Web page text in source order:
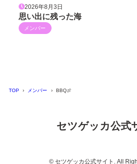
2026年8月3日
思い出に残った海
メンバー
TOP メンバー BBQ🍖
セツゲッカ公式
© セツゲッカ公式サイト. All